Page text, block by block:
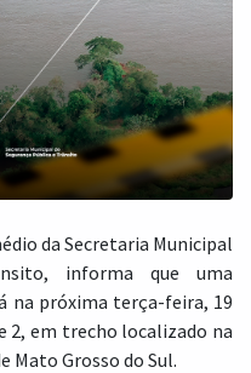
da Secretaria Municipal
informa que uma
na próxima terça-feira, 19
2, em trecho localizado na
Mato Grosso do Sul.